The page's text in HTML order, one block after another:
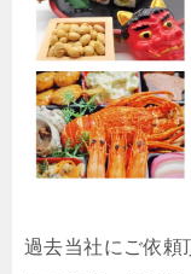
過去当社にご依頼